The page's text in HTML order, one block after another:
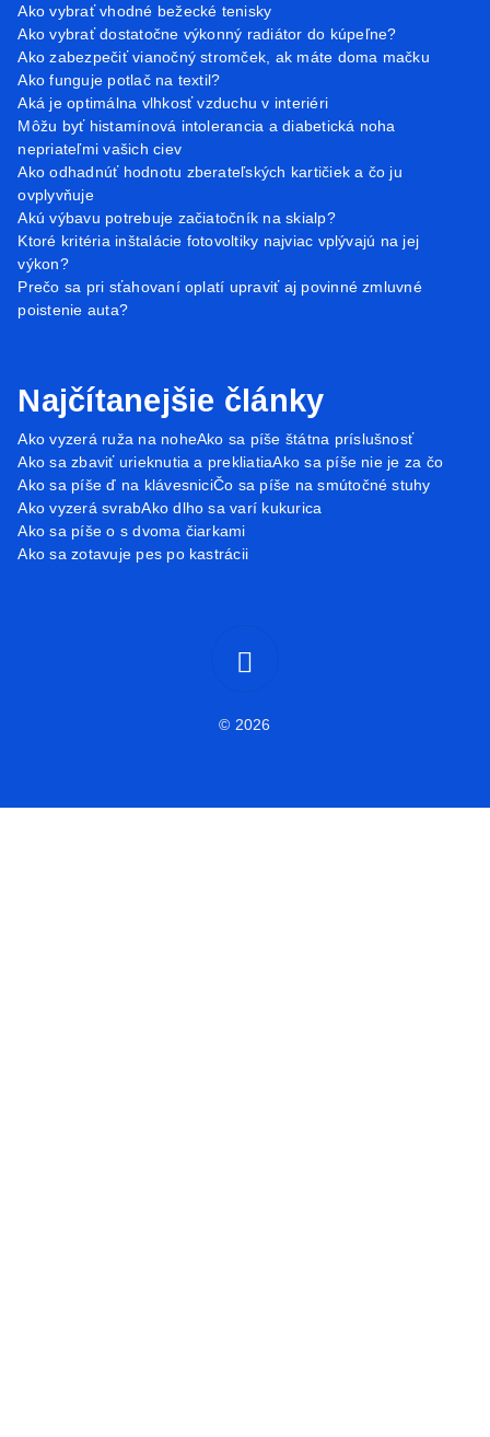
Ako vybrať vhodné bežecké tenisky
Ako vybrať dostatočne výkonný radiátor do kúpeľne?
Ako zabezpečiť vianočný stromček, ak máte doma mačku
Ako funguje potlač na textil?
Aká je optimálna vlhkosť vzduchu v interiéri
Môžu byť histamínová intolerancia a diabetická noha
nepriateľmi vašich ciev
Ako odhadnúť hodnotu zberateľských kartičiek a čo ju
ovplyvňuje
Akú výbavu potrebuje začiatočník na skialp?
Ktoré kritéria inštalácie fotovoltiky najviac vplývajú na jej
výkon?
Prečo sa pri sťahovaní oplatí upraviť aj povinné zmluvné
poistenie auta?
Najčítanejšie články
Ako vyzerá ruža na noheAko sa píše štátna príslušnosť
Ako sa zbaviť urieknutia a prekliatiaAko sa píše nie je za čo
Ako sa píše ď na klávesniciČo sa píše na smútočné stuhy
Ako vyzerá svrabAko dlho sa varí kukurica
Ako sa píše o s dvoma čiarkami
Ako sa zotavuje pes po kastrácii
© 2026